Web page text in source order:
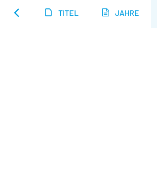
TITEL JAHRE